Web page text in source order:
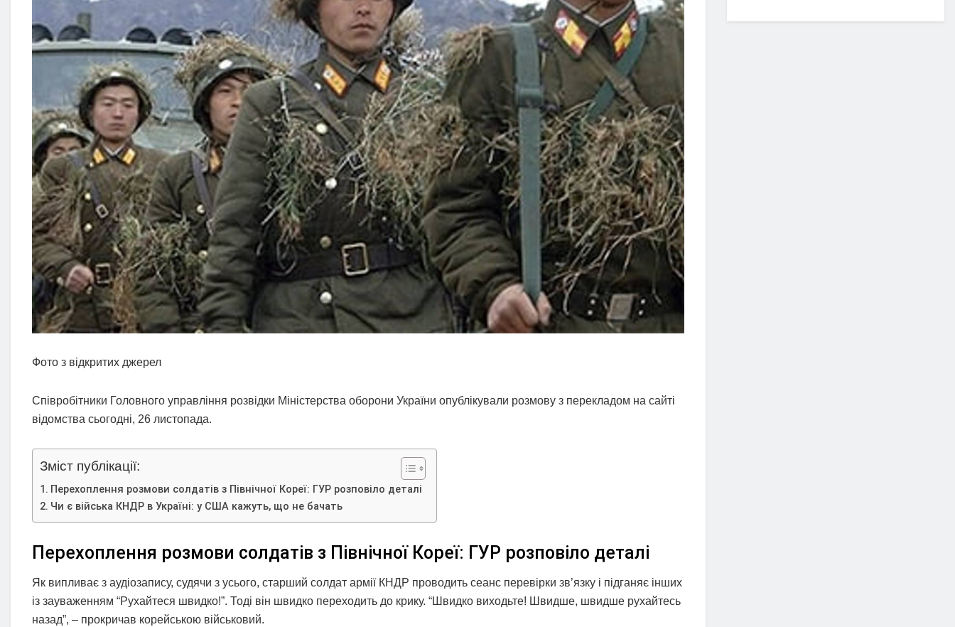
Фото з відкритих джерел
Співробітники Головного управління розвідки Міністерства оборони України опублікували розмову з перекладом на сайті
відомства сьогодні, 26 листопада.
Зміст публікації:
Перехоплення розмови солдатів з Північної Кореї: ГУР розповіло деталі
Чи є війська КНДР в Україні: у США кажуть, що не бачать
Перехоплення розмови солдатів з Північної Кореї: ГУР розповіло деталі
Як випливає з аудіозапису, судячи з усього, старший солдат армії КНДР проводить сеанс перевірки зв’язку і підганяє інших
із зауваженням “Рухайтеся швидко!”. Тоді він швидко переходить до крику. “Швидко виходьте! Швидше, швидше рухайтесь
назад”, – прокричав корейською військовий.